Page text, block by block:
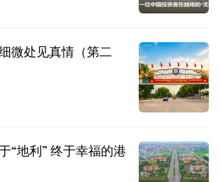
微处见真情（第二
“地利” 终于幸福的港